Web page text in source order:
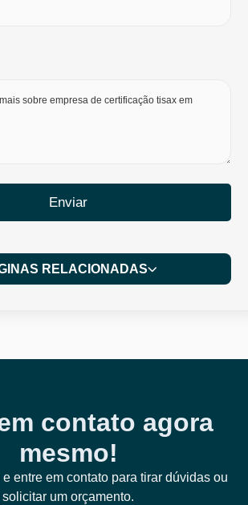
Enviar
RELACIONADAS
contato agora
mesmo!
entre em contato para tirar dúvidas ou
solicitar um orçamento.